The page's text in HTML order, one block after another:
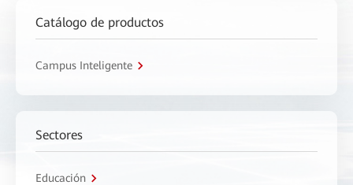
Catálogo de productos
Campus Inteligente
Sectores
Educación